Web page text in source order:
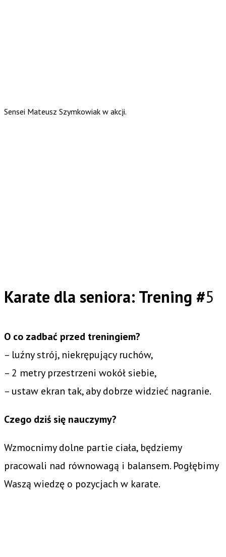
Sensei Mateusz Szymkowiak w akcji.
Karate dla seniora: Trening #5
O co zadbać przed treningiem?
– luźny strój, niekrępujący ruchów,
– 2 metry przestrzeni wokół siebie,
– ustaw ekran tak, aby dobrze widzieć nagranie.
Czego dziś się nauczymy?
Wzmocnimy dolne partie ciała, będziemy
pracowali nad równowagą i balansem. Pogłębimy
Waszą wiedzę o pozycjach w karate.